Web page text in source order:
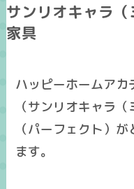
サンリオキャラ
家具
ハッピーホームア
（サンリオキャラ
（パーフェクト）
ます。